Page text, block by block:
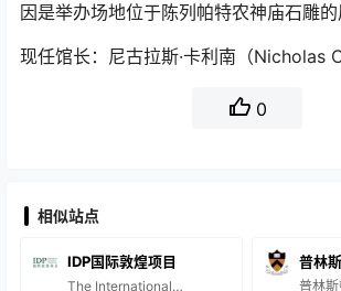
因是举办场地位于陈列帕特农神庙石雕
现任馆长：尼古拉斯·卡利南（Nicholas
0
相似站点
IDP国际敦煌项目
The International
普林
普林